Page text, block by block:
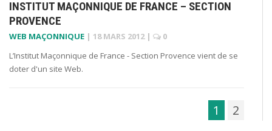
INSTITUT MAÇONNIQUE DE FRANCE – SECTION
PROVENCE
WEB MAÇONNIQUE | 18 MARS 2012 |
0
L’Institut Maçonnique de France - Section Provence vient de se
doter d'un site Web.
1 2